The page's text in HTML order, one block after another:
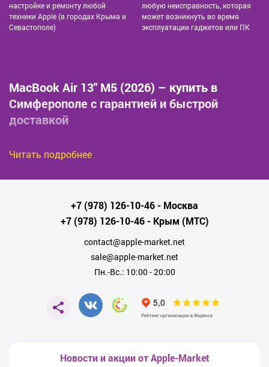
настройке и ремонту любой
техники Apple (в городах Крыма и
Севастополе)
любую неисправность, которая
может возникнуть во время
эксплуатации гаджетов или ПК
MacBook Air 13" M5 (2026) – купить в
Симферополе с гарантией и быстрой
доставкой
магазине нашей компании в Симферополе! MacBook Air нового
производительности и потрясающего дизайна. Элегантный и
MacBook Air идеальным выбором для учебы, работы и путешествий.
Мощный процессор Apple M5 5-го поколения обеспечивает
максимальную скорость работы, мгновенный отклик приложений и
MacBook Air 13" (2026)
высокопроизводительный, энергоэффективный и
бесшумный;
Автономность — до 20 часов работы без
Читать подробнее
+7 (978) 126-10-46- Москва
+7 (978) 126-10-46- Крым (МТС)
contact@apple-market.net
sale@apple-market.net
Пн.-Вс.: 10:00 - 20:00
Новости и акции от Apple-Market